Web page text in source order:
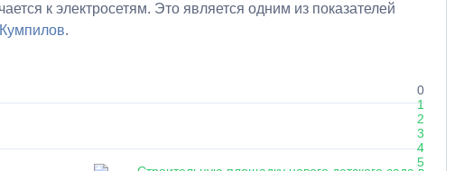
к электросетям. Это является одним из показателей
.
0
1
2
3
4
5